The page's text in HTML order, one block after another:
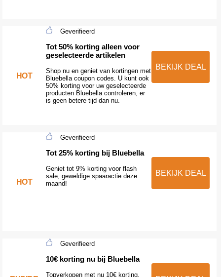
HOT
Geverifieerd
Tot 50% korting alleen voor
geselecteerde artikelen
Shop nu en geniet van kortingen met
Bluebella coupon codes. U kunt ook
50% korting voor uw geselecteerde
producten Bluebella controleren, er
is geen betere tijd dan nu.
BEKIJK DEAL
HOT
Geverifieerd
Tot 25% korting bij Bluebella
Geniet tot 9% korting voor flash
sale, geweldige spaaractie deze
maand!
BEKIJK DEAL
Geverifieerd
10€ korting nu bij Bluebella
Topverkopen met nu 10€ korting,